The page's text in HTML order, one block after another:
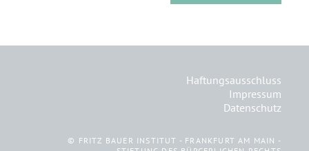
Haftungsausschluss
Impressum
Datenschutz
© FRITZ BAUER INSTITUT - FRANKFURT AM MAIN -